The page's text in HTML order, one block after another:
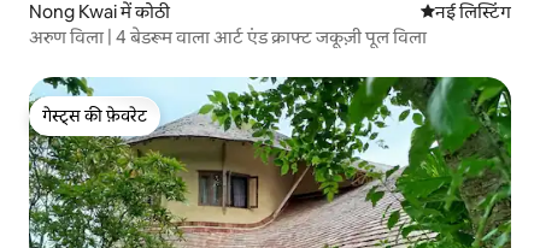
Nong Kwai में कोठी ठहरने की नई
नई लिस्टिंग
अरुण विला | 4 बेडरूम वाला आर्ट एंड क्राफ्ट जकूज़ी पूल विला
गेस्ट्स की फ़ेवरेट
गेस्ट्स की फ़ेवरेट